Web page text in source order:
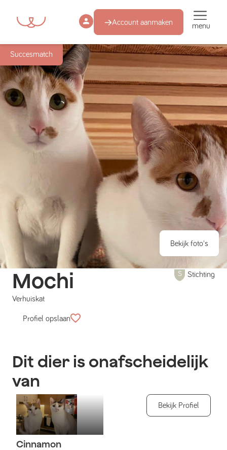
Account aanmaken menu
Succesmatch
Bekijk foto's
Mochi
Verhuiskat
Stichting
Profiel opslaan
Dit dier is onafscheidelijk
van
Cinnamon
Bekijk Profiel